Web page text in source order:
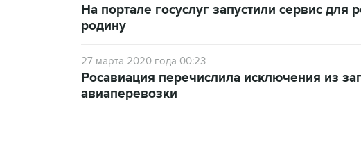
На портале госуслуг запустили сервис
родину
27 марта 2020 года 00:23
Росавиация перечислила исключения из
авиаперевозки